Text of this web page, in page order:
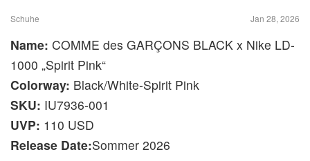
Schuhe Jan 28, 2026
Name: COMME des GARÇONS BLACK x Nike LD-
1000 „Spirit Pink“
Colorway: Black/White-Spirit Pink
SKU: IU7936-001
UVP: 110 USD
Release Date:Sommer 2026